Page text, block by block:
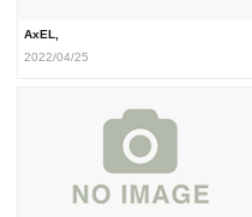
AxEL,
2022/04/25